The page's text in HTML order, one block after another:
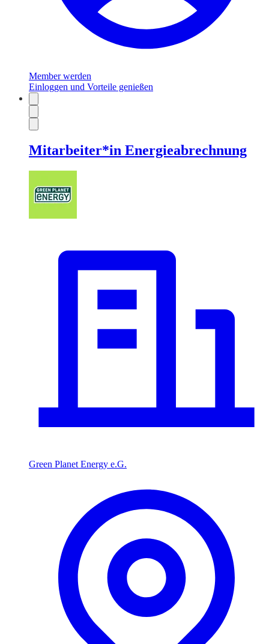
Member werden
Einloggen und Vorteile genießen
Mitarbeiter*in Energieabrechnung
Green Planet Energy e.G.